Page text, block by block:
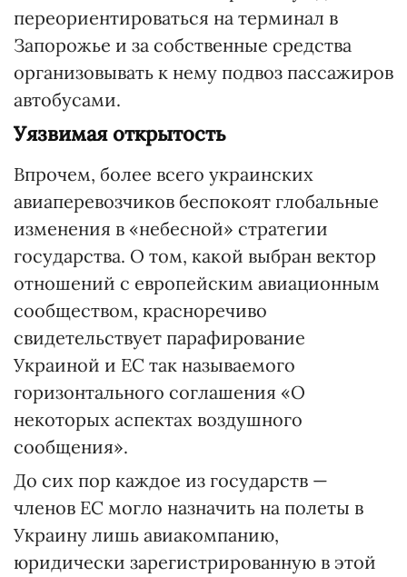
переориентироваться на терминал в
Запорожье и за собственные средства
организовывать к нему подвоз пассажиров
автобусами.
Уязвимая открытость
Впрочем, более всего украинских
авиаперевозчиков беспокоят глобальные
изменения в «небесной» стратегии
государства. О том, какой выбран вектор
отношений с европейским авиационным
сообществом, красноречиво
свидетельствует парафирование
Украиной и ЕС так называемого
горизонтального соглашения «О
некоторых аспектах воздушного
сообщения».
До сих пор каждое из государств —
членов ЕС могло назначить на полеты в
Украину лишь авиакомпанию,
юридически зарегистрированную в этой